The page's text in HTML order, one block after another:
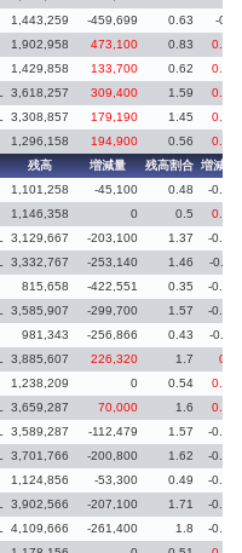
1,443,259 -459,699 0.63
-0.2
1,902,958 473,100 0.83
0.21
1,429,858 133,700 0.62
0.06
3,618,257 309,400 1.59
0.14
3,308,857 179,190 1.45
0.08
1,296,158 194,900 0.56
0.08
残高 増減量 残高割合 増減率
1,101,258 -45,100 0.48
-0.02
1,146,358 0 0.5
0.01
3,129,667 -203,100 1.37
-0.09
3,332,767 -253,140 1.46
-0.11
815,658 -422,551 0.35
-0.19
3,585,907 -299,700 1.57
-0.13
981,343 -256,866 0.43
-0.11
3,885,607 226,320 1.7
0.1
1,238,209 0 0.54
0.09
3,659,287 70,000 1.6
0.03
3,589,287 -112,479 1.57
-0.05
3,701,766 -200,800 1.62
-0.09
1,124,856 -53,300 0.49
-0.02
3,902,566 -207,100 1.71
-0.09
4,109,666 -261,400 1.8
-0.12